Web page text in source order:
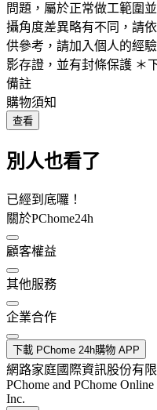
問題，屬於正常做工範圍
攝角度差異略有不同，請
供參考，請加入個人的經
影存證，並有封條保護 ＊
備註
購物須知
查看
別人也看了
已經到底囉！
關於PChome24h
顧客權益
其他服務
企業合作
下載 PChome 24h購物 APP
網路家庭國際資訊股份有
PChome and PChome
Inc.